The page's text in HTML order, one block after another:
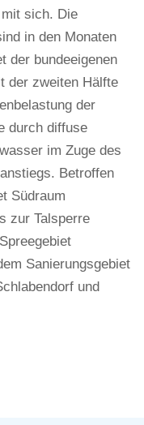
sich. Die
in den Monaten
der bundeeigenen
der zweiten Hälfte
der
durch diffuse
im Zuge des
Betroffen
Südraum
zur Talsperre
Sanierungsgebiet
und